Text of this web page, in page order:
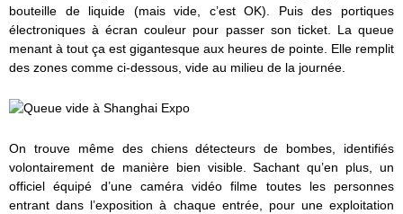
bouteille de liquide (mais vide, c’est OK). Puis des portiques
électroniques à écran couleur pour passer son ticket. La queue
menant à tout ça est gigantesque aux heures de pointe. Elle remplit
des zones comme ci-dessous, vide au milieu de la journée.
On trouve même des chiens détecteurs de bombes, identifiés
volontairement de manière bien visible. Sachant qu’en plus, un
officiel équipé d’une caméra vidéo filme toutes les personnes
entrant dans l’exposition à chaque entrée, pour une exploitation